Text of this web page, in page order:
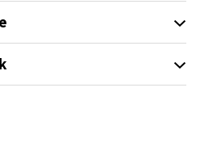
Senter Malmporten